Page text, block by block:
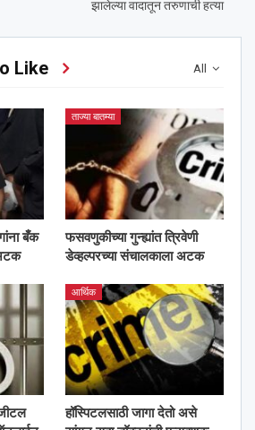
झालेल्या वादातून तरुणाची हत्या
All
Like
बँक
अटक
ताज्या बातम्या
फसवणुकीच्या गुन्ह्यांत त्रिवेणी
डेव्हल्परच्या संचालकाला अटक
आर्थिक
हॉस्पिटलसाठी जागा देतो असे